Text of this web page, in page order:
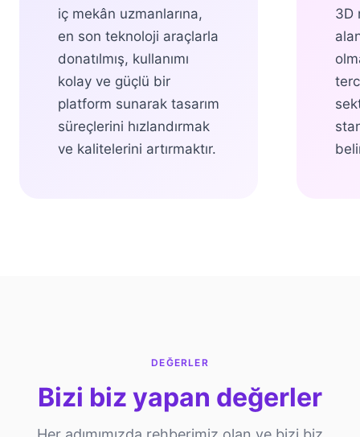
iç mekân uzmanlarına,
en son teknoloji araçlarla
donatılmış, kullanımı
kolay ve güçlü bir
platform sunarak tasarım
süreçlerini hızlandırmak
ve kalitelerini artırmaktır.
3D
DEĞERLER
Bizi biz yapan değerler